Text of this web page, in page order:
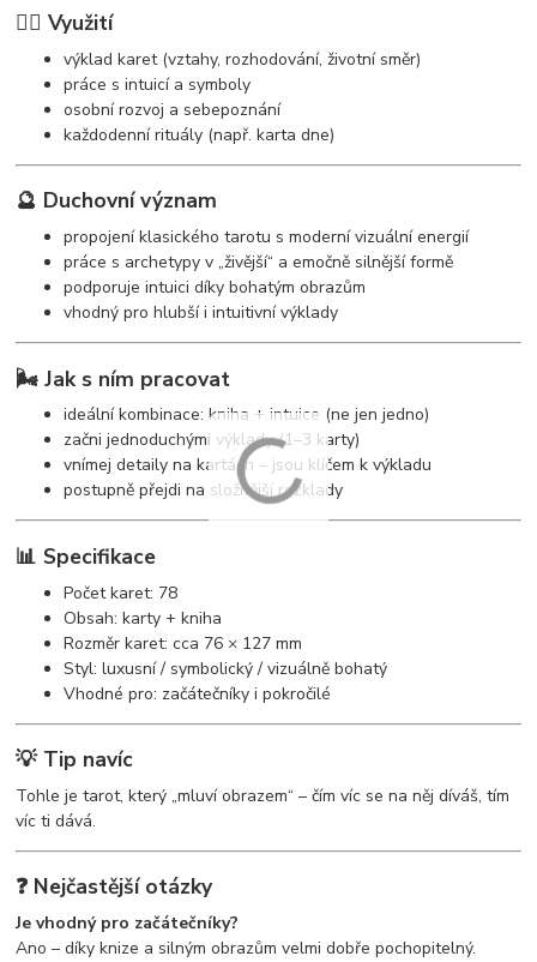
🧘‍♀️ Využití
výklad karet (vztahy, rozhodování, životní směr)
práce s intuicí a symboly
osobní rozvoj a sebepoznání
každodenní rituály (např. karta dne)
🔮 Duchovní význam
propojení klasického tarotu s moderní vizuální energií
práce s archetypy v „živější“ a emočně silnější formě
podporuje intuici díky bohatým obrazům
vhodný pro hlubší i intuitivní výklady
🌬️ Jak s ním pracovat
ideální kombinace: kniha + intuice (ne jen jedno)
začni jednoduchými výklady (1–3 karty)
vnímej detaily na kartách – jsou klíčem k výkladu
postupně přejdi na složitější rozklady
📊 Specifikace
Počet karet: 78
Obsah: karty + kniha
Rozměr karet: cca 76 × 127 mm
Styl: luxusní / symbolický / vizuálně bohatý
Vhodné pro: začátečníky i pokročilé
💡 Tip navíc
Tohle je tarot, který „mluví obrazem“ – čím víc se na něj díváš, tím
víc ti dává.
❓ Nejčastější otázky
Je vhodný pro začátečníky?
Ano – díky knize a silným obrazům velmi dobře pochopitelný.